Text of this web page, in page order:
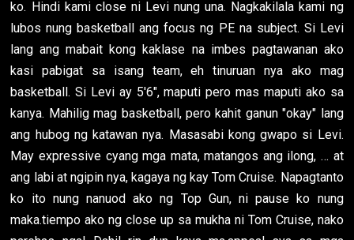
ko. Hindi kami close ni Levi nung una. Nagkakilala kami ng
lubos nung basketball ang focus ng PE na subject. Si Levi
lang ang mabait kong kaklase na imbes pagtawanan ako
kasi pabigat sa isang team, eh tinuruan nya ako mag
basketball. Si Levi ay 5'6", maputi pero mas maputi ako sa
kanya. Mahilig mag basketball, pero kahit ganun "okay" lang
ang hubog ng katawan nya. Masasabi kong gwapo si Levi.
May expressive cyang mga mata, matangos ang ilong, … at
ang labi at ngipin nya, kagaya ng kay Tom Cruise. Napagtanto
ko ito nung nanuod ako ng Top Gun, ni pause ko nung
maka.tiempo ako ng close up sa mukha ni Tom Cruise, nako